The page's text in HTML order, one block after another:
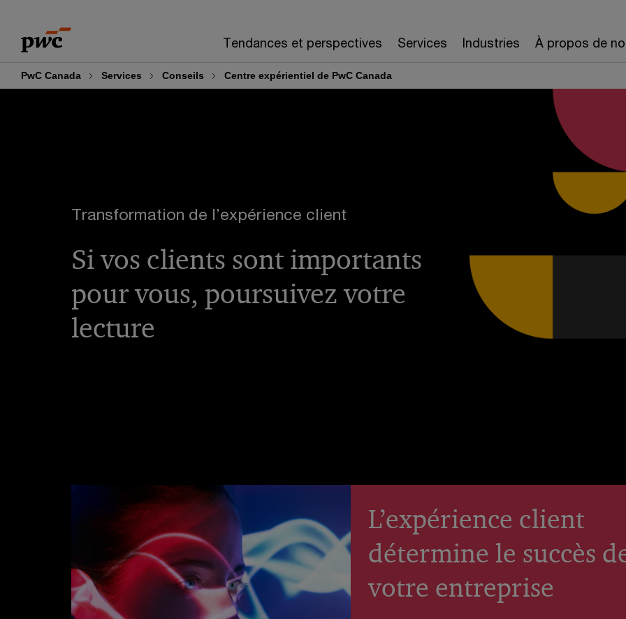
content
footer
Tendances et perspectives Services Industries À propos de
PwC Canada Services Conseils Centre expérientiel de PwC Canada
Transformation de l’expérience client
Si vos clients sont importants
pour vous, poursuivez votre
lecture
L’expérience client
détermine le succès
votre entreprise